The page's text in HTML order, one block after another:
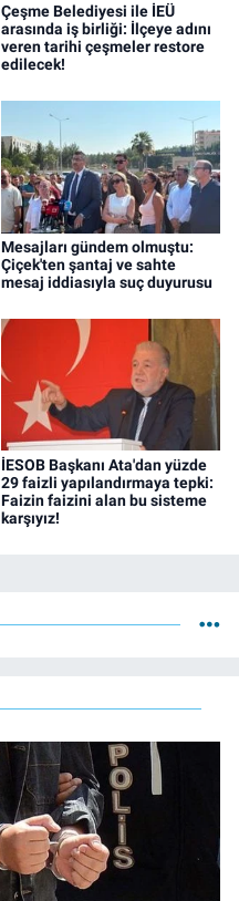
Çeşme Belediyesi ile İEÜ
arasında iş birliği: İlçeye adını
veren tarihi çeşmeler restore
edilecek!
Mesajları gündem olmuştu:
Çiçek'ten şantaj ve sahte
mesaj iddiasıyla suç duyurusu
İESOB Başkanı Ata'dan yüzde
29 faizli yapılandırmaya tepki:
Faizin faizini alan bu sisteme
karşıyız!